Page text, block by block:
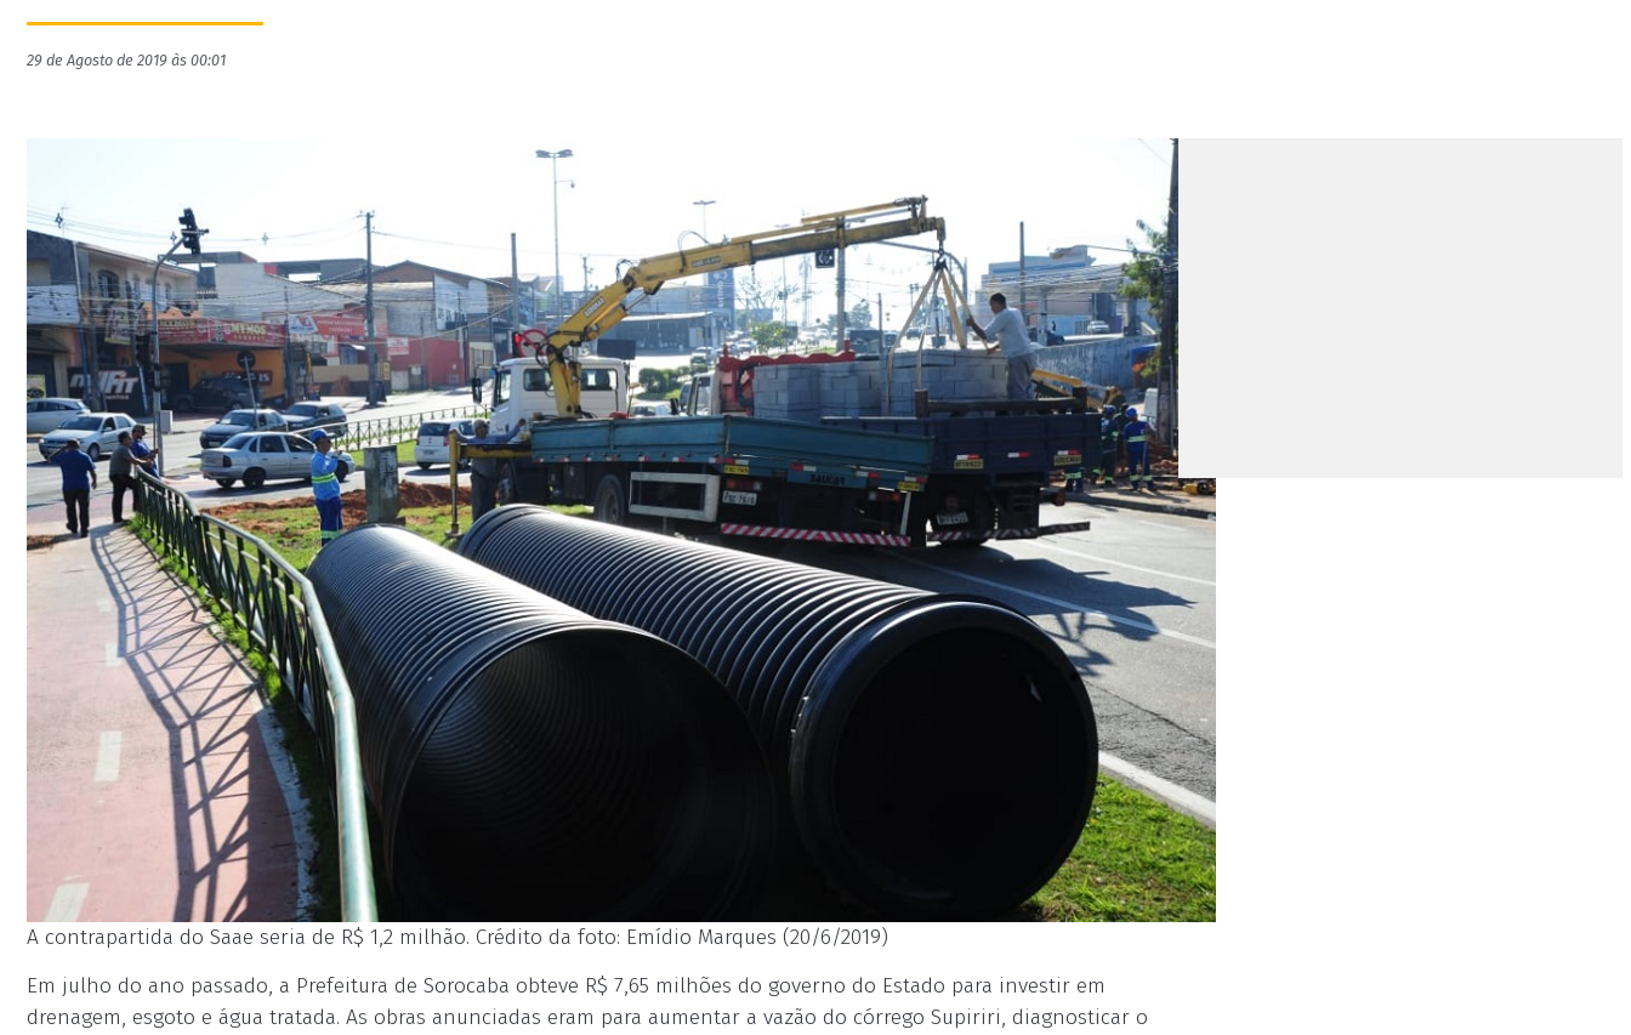
29 de Agosto de 2019 às 00:01
A contrapartida do Saae seria de R$ 1,2 milhão. Crédito da foto: Emídio Marques (20/6/2019)
Em julho do ano passado, a Prefeitura de Sorocaba obteve R$ 7,65 milhões do governo do Estado para investir em
drenagem, esgoto e água tratada. As obras anunciadas eram para aumentar a vazão do córrego Supiriri, diagnosticar o